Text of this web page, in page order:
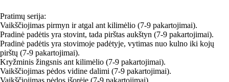
Pratimų serija:
Vaikščiojimas pirmyn ir atgal ant kilimėlio (7-9 pakartojimai).
Pradinė padėtis yra stovint, tada pirštas aukštyn (7-9 pakartojimai).
Pradinė padėtis yra stovimoje padėtyje, vytimas nuo kulno iki kojų
pirštų (7-9 pakartojimai).
Kryžminis žingsnis ant kilimėlio (7-9 pakartojimai).
Vaikščiojimas pėdos vidine dalimi (7-9 pakartojimai).